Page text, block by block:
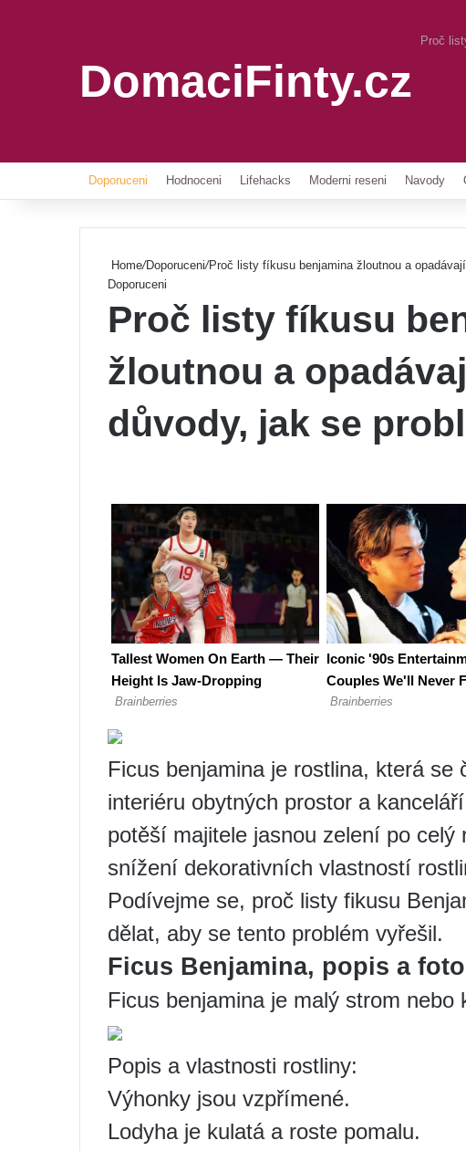
DomaciFinty.cz
Proč
Doporuceni Hodnoceni Lifehacks Moderni reseni Navody
Home/Doporuceni/Proč listy fíkusu benjamina žloutnou a
Doporuceni
Proč listy fíkusu
žloutnou a
důvody, jak se
Ficus benjamina je rostlina, která se
interiéru obytných prostor a
potěší majitele jasnou zelení po celý
snížení dekorativních vlastností
Podívejme se, proč listy fikusu
dělat, aby se tento problém vyřešil.
Ficus Benjamina, popis a
Ficus benjamina je malý strom nebo
Popis a vlastnosti rostliny:
Výhonky jsou vzpřímené.
Lodyha je kulatá a roste pomalu.